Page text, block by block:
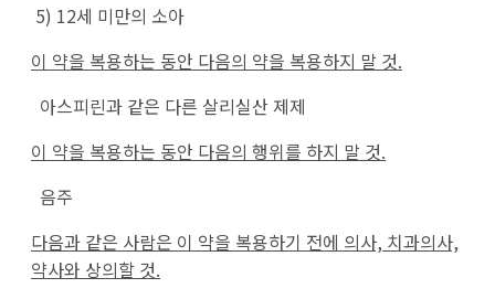
5) 12세 미만의 소아
이 약을 복용하는 동안 다음의 약을 복용하지 말 것.
아스피린과 같은 다른 살리실산 제제
이 약을 복용하는 동안 다음의 행위를 하지 말 것.
음주
다음과 같은 사람은 이 약을 복용하기 전에 의사, 치과의사,
약사와 상의할 것.